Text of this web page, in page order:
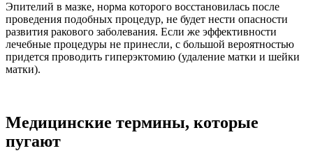
Эпителий в мазке, норма которого восстановилась после
проведения подобных процедур, не будет нести опасности
развития ракового заболевания. Если же эффективности
лечебные процедуры не принесли, с большой вероятностью
придется проводить гиперэктомию (удаление матки и шейки
матки).
Медицинские термины, которые
пугают